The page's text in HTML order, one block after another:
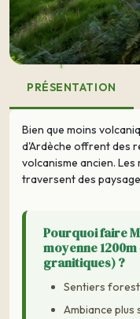
PRÉSENTATION
Bien que moins
d'Ardèche offrent des
volcanisme ancien.
traversent des
Pourquoi faire
moyenne
granitiques) ?
Sentiers
Ambiance plus